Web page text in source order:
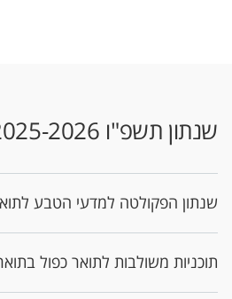
שנתון תשפ"ו 2025-2026
שנתון הפקולטה למדעי הטבע
תוכניות משולבות לתואר כפול